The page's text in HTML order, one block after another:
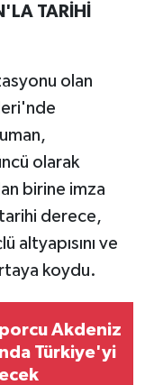
TARİHİ
olan
olarak
birine imza
derece,
altyapısını ve
koydu.
Akdeniz
Türkiye'yi